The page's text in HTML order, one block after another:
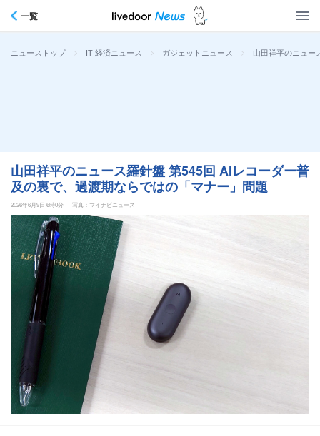
一覧
ニューストップ > IT 経済ニュース > ガジェットニュース > 山田祥平のニュー
山田祥平のニュース羅針盤 第545回 AIレコーダー普
及の裏で、過渡期ならではの「マナー」問題
2026年6月9日 6時0分 写真：マイナビニュース